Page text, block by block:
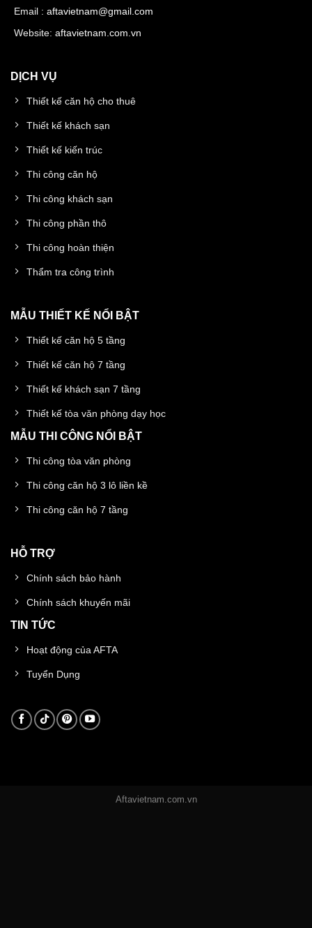
Email : aftavietnam@gmail.com
Website: aftavietnam.com.vn
DỊCH VỤ
Thiết kế căn hộ cho thuê
Thiết kế khách sạn
Thiết kế kiến trúc
Thi công căn hộ
Thi công khách sạn
Thi công phần thô
Thi công hoàn thiện
Thẩm tra công trình
MẪU THIẾT KẾ NỔI BẬT
Thiết kế căn hộ 5 tầng
Thiết kế căn hộ 7 tầng
Thiết kế khách sạn 7 tầng
Thiết kế tòa văn phòng dạy học
MẪU THI CÔNG NỔI BẬT
Thi công tòa văn phòng
Thi công căn hộ 3 lô liền kề
Thi công căn hộ 7 tầng
HỖ TRỢ
Chính sách bảo hành
Chính sách khuyến mãi
TIN TỨC
Hoạt động của AFTA
Tuyển Dụng
Aftavietnam.com.vn